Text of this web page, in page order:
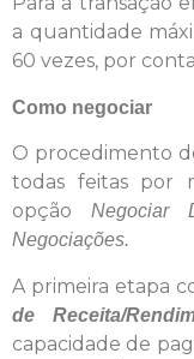
a quantidade
60 vezes, por
Como negociar
O procedimento
todas feitas por
opção Negociar
Negociações.
A primeira etapa
de Receita/
capacidade de